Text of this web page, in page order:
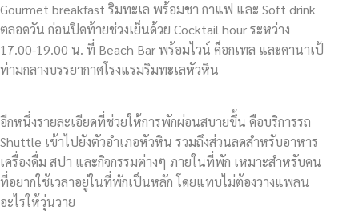
Gourmet breakfast ริมทะเล พร้อมชา กาแฟ และ Soft drink
ตลอดวัน ก่อนปิดท้ายช่วงเย็นด้วย Cocktail hour ระหว่าง
17.00-19.00 น. ที่ Beach Bar พร้อมไวน์ ค็อกเทล และคานาเป้
ท่ามกลางบรรยากาศโรงแรมริมทะเลหัวหิน
อีกหนึ่งรายละเอียดที่ช่วยให้การพักผ่อนสบายขึ้น คือบริการรถ
Shuttle เข้าไปยังตัวอำเภอหัวหิน รวมถึงส่วนลดสำหรับอาหาร
เครื่องดื่ม สปา และกิจกรรมต่างๆ ภายในที่พัก เหมาะสำหรับคน
ที่อยากใช้เวลาอยู่ในที่พักเป็นหลัก โดยแทบไม่ต้องวางแพลน
อะไรให้วุ่นวาย